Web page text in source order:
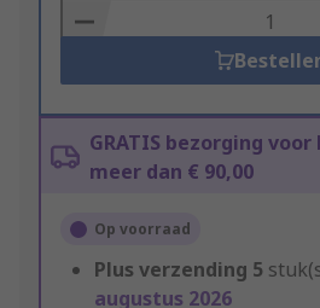
Basket
GRATIS bezorging
meer dan € 90,00
Op voorraad
Plus verzending 5
augustus 2026